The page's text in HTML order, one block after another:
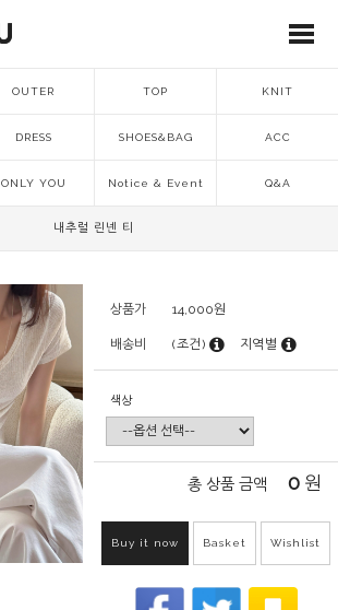
OUTER TOP KNIT
DRESS SHOES&BAG ACC
ONLY YOU Notice & Event Q&A
내추럴 린넨 티
상품가 14,000원
배송비 (조건) 지역별
색상
총 상품 금액 0 원
Buy it now Basket Wishlist